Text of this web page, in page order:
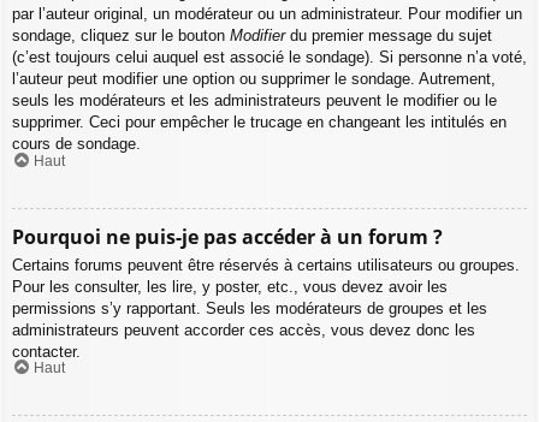
par l’auteur original, un modérateur ou un administrateur. Pour modifier un
sondage, cliquez sur le bouton Modifierdu premier message du sujet
(c’est toujours celui auquel est associé le sondage). Si personne n’a voté,
l’auteur peut modifier une option ou supprimer le sondage. Autrement,
seuls les modérateurs et les administrateurs peuvent le modifier ou le
supprimer. Ceci pour empêcher le trucage en changeant les intitulés en
cours de sondage.
Haut
Pourquoi ne puis-je pas accéder à un forum ?
Certains forums peuvent être réservés à certains utilisateurs ou groupes.
Pour les consulter, les lire, y poster, etc., vous devez avoir les
permissions s’y rapportant. Seuls les modérateurs de groupes et les
administrateurs peuvent accorder ces accès, vous devez donc les
contacter.
Haut